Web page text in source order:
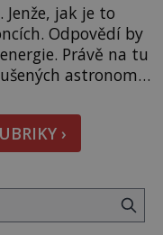
jak je to
Odpovědí by
Právě na tu
astronomů.
kometu!
a Gary Bernstein
snímky v rámci
›